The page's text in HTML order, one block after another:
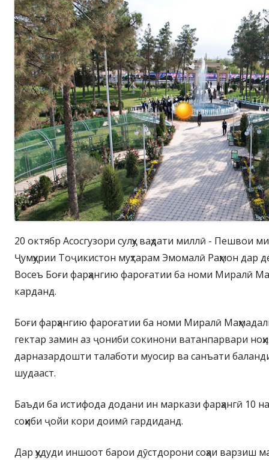
20 октябр Асосгузори сулҳу ваҳдати миллӣ - Пешвои
Ҷумҳурии Тоҷикистон муҳтарам Эмомалӣ Раҳмон дар
Восеъ Боғи фарҳангию фароғатии ба номи Миралӣ
карданд.
Боғи фарҳангию фароғатии ба номи Миралӣ
гектар замин аз ҷониби сокинони ватанпарвари
дарназардошти талаботи муосир ва санъати
шудааст.
Баъди ба истифода додани ин маркази фарҳангӣ 10
соҳиби ҷойи кори доимӣ гардиданд.
Дар ҳудуди иншоот барои дӯстдорони соҳаи варзиш